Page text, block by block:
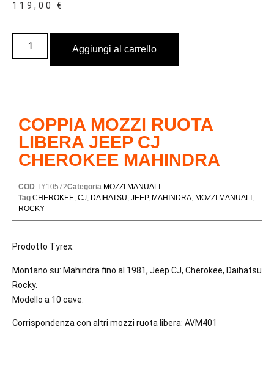
119,00€
Aggiungi al carrello
COPPIA MOZZI RUOTA
LIBERA JEEP CJ
CHEROKEE MAHINDRA
COD TY10572Categoria MOZZI MANUALI
Tag CHEROKEE, CJ, DAIHATSU, JEEP, MAHINDRA, MOZZI MANUALI ,
ROCKY
Prodotto Tyrex.
Montano su: Mahindra fino al 1981, Jeep CJ, Cherokee, Daihatsu
Rocky.
Modello a 10 cave.
Corrispondenza con altri mozzi ruota libera: AVM401